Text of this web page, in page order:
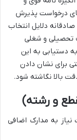
درخواست پذیرش
دلایل انتخاب
تحصیلی و شغلی
دستیابی به این
برای نشان دادن
بالا نگاشته شود.
و رشته)
به مدارک اضافی